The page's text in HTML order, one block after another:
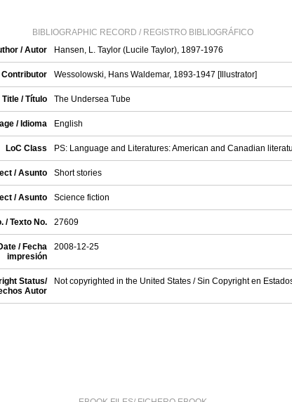
BIBLIOGRAPHIC RECORD / REGISTRO BIBLIOGRÁFICO
/ Autor
Hansen, L. Taylor (Lucile Taylor), 1897-1976
Contributor Wessolowski, Hans Waldemar, 1893-1947 [Illustrator]
Title / Título The Undersea Tube
/ Idioma English
LoC Class PS: Language and Literatures: American and Canadian
/ Asunto Short stories
/ Asunto Science fiction
/ Texto No. 27609
/ Fecha
impresión
2008-12-25
Status/
Autor
Not copyrighted in the United States / Sin Copyright en